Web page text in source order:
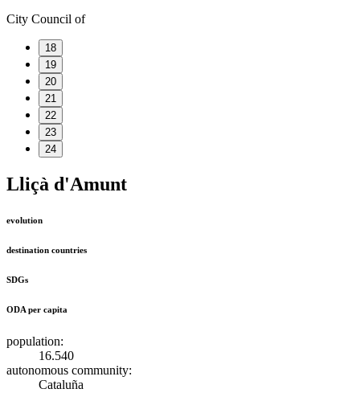
City Council of
18
19
20
21
22
23
24
Lliçà d'Amunt
evolution
destination countries
SDGs
ODA per capita
population:
16.540
autonomous community:
Cataluña